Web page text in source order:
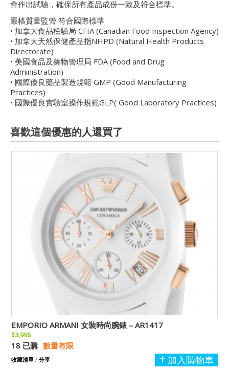
會作出試驗，確保所有產品成份一致及符合標準。
嚴格質量監管 符合國際標準
• 加拿大食品檢驗局 CFIA (Canadian Food Inspection Agency)
• 加拿大天然保健產品指NHPD (Natural Health Products
Directorate)
• 美國食品及藥物管理局 FDA (Food and Drug
Administration)
• 國際優良藥品製造規範 GMP (Good Manufacturing
Practices)
• 國際優良實驗室操作規範GLP( Good Laboratory Practices)
喜歡這個優惠的人還買了
EMPORIO ARMANI 女裝時尚腕錶 – AR1417
$3,998
18 已購 數量有限
加入購物車
收藏清單 / 分享